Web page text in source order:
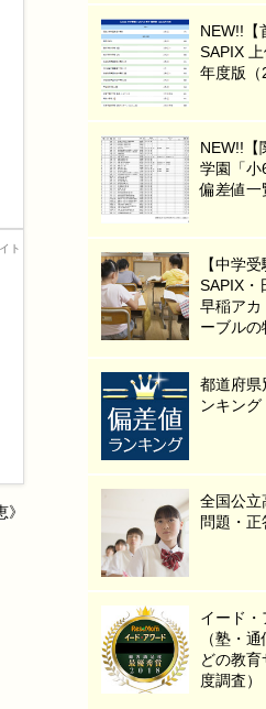
》
NEW!!【
SAPIX
年度版（
NEW!!【
学園「小
偏差値一
【中学
SAPIX・
早稲アカ
ーブルの
都道府県
ンキング
全国公立
問題・正
イード・
（塾・
どの教
度調査）